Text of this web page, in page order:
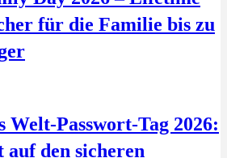
für die Familie bis zu
Welt-Passwort-Tag 2026:
auf den sicheren